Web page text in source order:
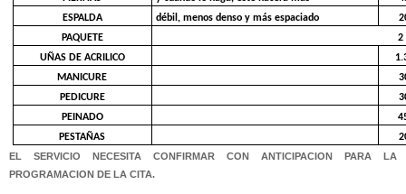
ESPALDA
débil, menos denso y más espaciado
PAQUETE
2
UÑAS DE ACRILICO
MANICURE
PEDICURE
PEINADO
PESTAÑAS
EL SERVICIO NECESITA CONFIRMAR CON ANTICIPACION PARA LA
PROGRAMACION DE LA CITA.